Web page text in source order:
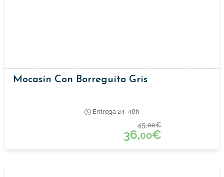
Mocasín Con Borreguito Gris
Entrega 24-48h
45,00€
36,00€